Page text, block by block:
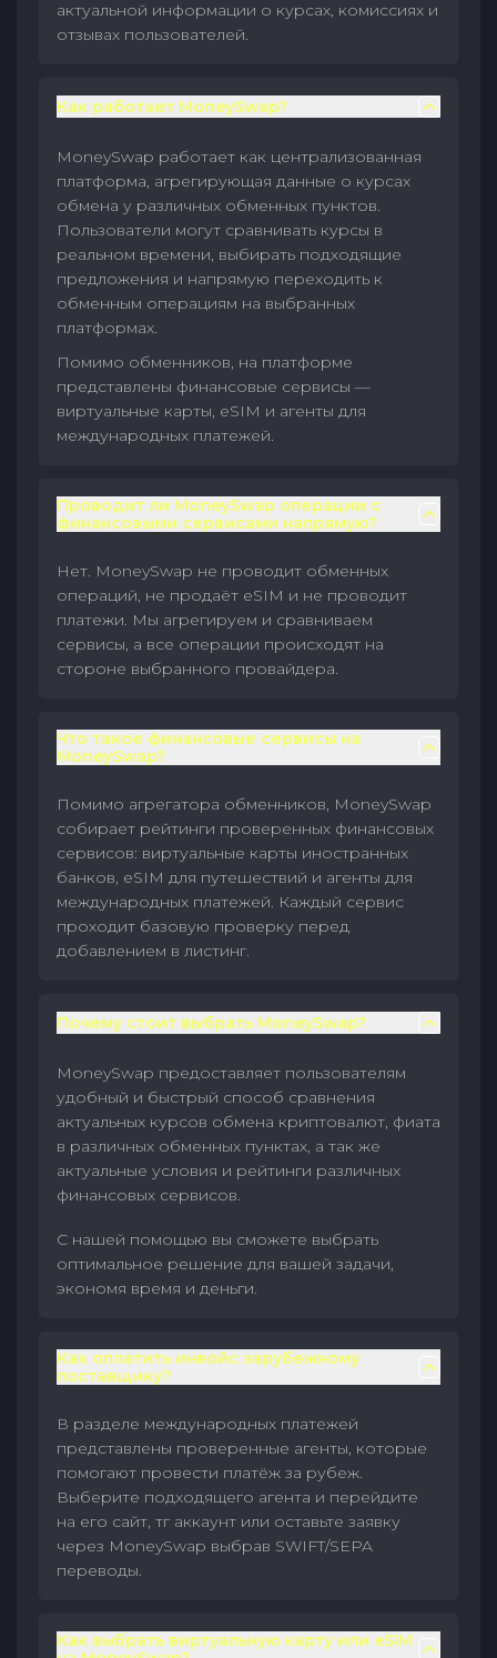
актуальной информации о курсах, комиссиях и
отзывах пользователей.
Как работает MoneySwap?
MoneySwap работает как централизованная
платформа, агрегирующая данные о курсах
обмена у различных обменных пунктов.
Пользователи могут сравнивать курсы в
реальном времени, выбирать подходящие
предложения и напрямую переходить к
обменным операциям на выбранных
платформах.
Помимо обменников, на платформе
представлены финансовые сервисы —
виртуальные карты, eSIM и агенты для
международных платежей.
Проводит ли MoneySwap операции с
финансовыми сервисами напрямую?
Нет. MoneySwap не проводит обменных
операций, не продаёт eSIM и не проводит
платежи. Мы агрегируем и сравниваем
сервисы, а все операции происходят на
стороне выбранного провайдера.
Что такое финансовые сервисы на
MoneySwap?
Помимо агрегатора обменников, MoneySwap
собирает рейтинги проверенных финансовых
сервисов: виртуальные карты иностранных
банков, eSIM для путешествий и агенты для
международных платежей. Каждый сервис
проходит базовую проверку перед
добавлением в листинг.
Почему стоит выбрать MoneySwap?
MoneySwap предоставляет пользователям
удобный и быстрый способ сравнения
актуальных курсов обмена криптовалют, фиата
в различных обменных пунктах, а так же
актуальные условия и рейтинги различных
финансовых сервисов.
С нашей помощью вы сможете выбрать
оптимальное решение для вашей задачи,
экономя время и деньги.
Как оплатить инвойс зарубежному
поставщику?
В разделе международных платежей
представлены проверенные агенты, которые
помогают провести платёж за рубеж.
Выберите подходящего агента и перейдите
на его сайт, тг аккаунт или оставьте заявку
через MoneySwap выбрав SWIFT/SEPA
переводы.
Как выбрать виртуальную карту или eSIM